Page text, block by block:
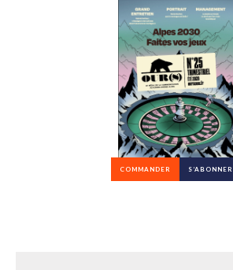
COMMANDER S’ABONNER